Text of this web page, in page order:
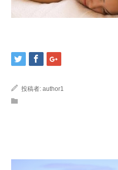
投稿者: author1